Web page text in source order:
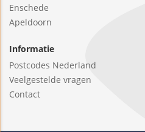
Enschede
Apeldoorn
Informatie
Postcodes Nederland
Veelgestelde vragen
Contact